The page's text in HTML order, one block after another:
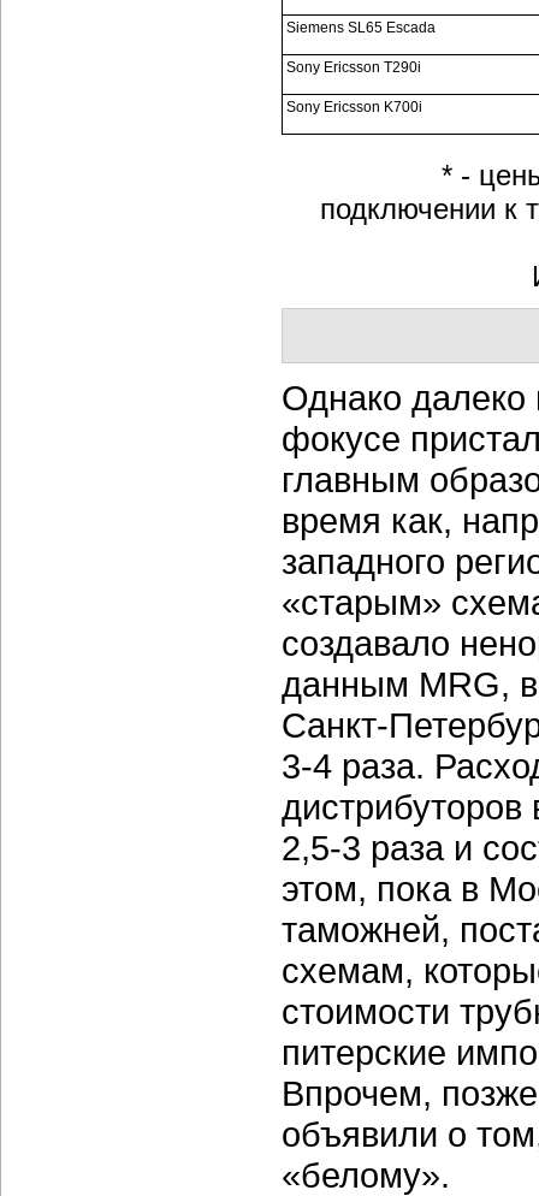
Siemens SL65 Escada
Sony Ericsson T290i
Sony Ericsson K700i
* -
подключении к
Однако далеко
фокусе
главным
время как,
западного
«старым»
создавало
данным MRG,
Санкт-
3-4 раза.
2,5-3 разаи
этом, пока в
таможней,
схемам,
стоимости
питерские
Впрочем,
объявили о
«белому».